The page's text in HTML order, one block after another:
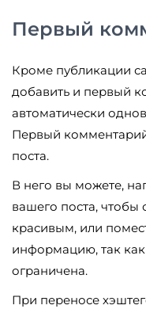
Первый
Кроме публикации
добавить и первый
автоматически
Первый
поста.
В него вы можете,
вашего поста, чтобы
красивым, или
информацию, так
ограничена.
При переносе